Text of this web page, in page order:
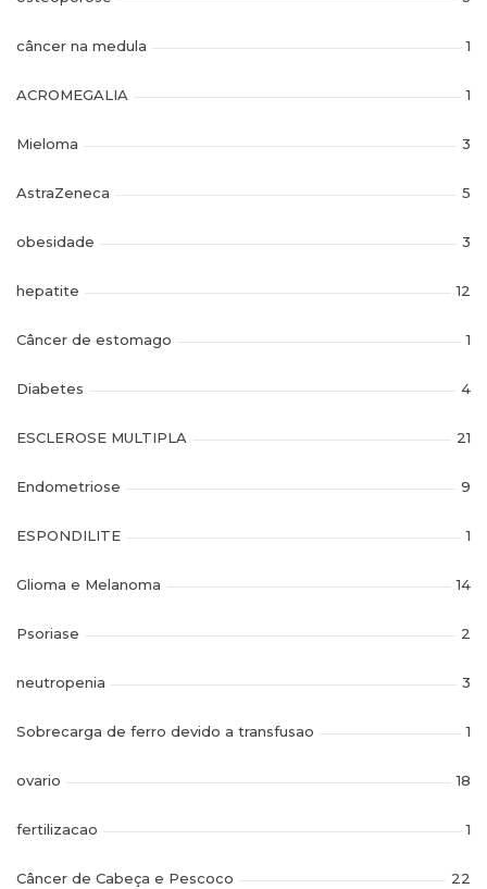
câncer na medula 1
ACROMEGALIA 1
Mieloma 3
AstraZeneca 5
obesidade 3
hepatite 12
Câncer de estomago 1
Diabetes 4
ESCLEROSE MULTIPLA 21
Endometriose 9
ESPONDILITE 1
Glioma e Melanoma 14
Psoriase 2
neutropenia 3
Sobrecarga de ferro devido a transfusao 1
ovario 18
fertilizacao 1
Câncer de Cabeça e Pescoco 22